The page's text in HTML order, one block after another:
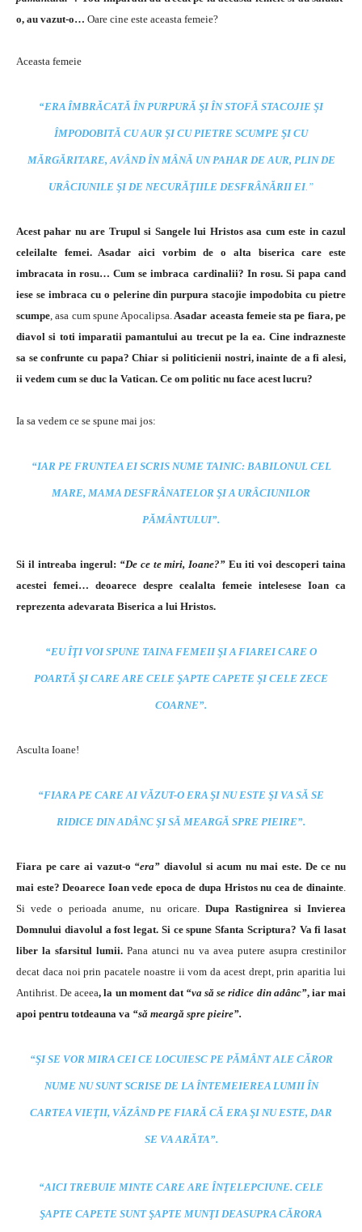
o, au vazut-o… Oare cine este aceasta femeie?
Aceasta femeie
“ERA ÎMBRĂCATĂ ÎN PURPURĂ ŞI ÎN STOFĂ STACOJIE ŞI
ÎMPODOBITĂ CU AUR ŞI CU PIETRE SCUMPE ŞI CU
MĂRGĂRITARE, AVÂND ÎN MÂNĂ UN PAHAR DE AUR, PLIN DE
URÂCIUNILE ŞI DE NECURĂŢIILE DESFRÂNĂRII EI.”
Acest pahar nu are Trupul si Sangele lui Hristos asa cum este in cazul
celeilalte femei. Asadar aici vorbim de o alta biserica care este
imbracata in rosu… Cum se imbraca cardinalii? In rosu. Si papa cand
iese se imbraca cu o pelerine din purpura stacojie impodobita cu pietre
scumpe, asa cum spune Apocalipsa.Asadar aceasta femeie sta pe fiara, pe
diavol si toti imparatii pamantului au trecut pe la ea. Cine indrazneste
sa se confrunte cu papa? Chiar si politicienii nostri, inainte de a fi alesi,
ii vedem cum se duc la Vatican. Ce om politic nu face acest lucru?
Ia sa vedem ce se spune mai jos:
“IAR PE FRUNTEA EI SCRIS NUME TAINIC: BABILONUL CEL
MARE, MAMA DESFRÂNATELOR ŞI A URÂCIUNILOR
PĂMÂNTULUI”.
Si il intreaba ingerul: “De ce te miri, Ioane?” Eu iti voi descoperi taina
acestei femei… deoarece despre cealalta femeie intelesese Ioan ca
reprezenta adevarata Biserica a lui Hristos.
“EU ÎŢI VOI SPUNE TAINA FEMEII ŞI A FIAREI CARE O
POARTĂ ŞI CARE ARE CELE ŞAPTE CAPETE ŞI CELE ZECE
COARNE”.
Asculta Ioane!
“FIARA PE CARE AI VĂZUT-O ERA ŞI NU ESTE ŞI VA SĂ SE
RIDICE DIN ADÂNC ŞI SĂ MEARGĂ SPRE PIEIRE”.
Fiara pe care ai vazut-o “era” diavolul si acum nu mai este. De ce nu
mai este? Deoarece Ioan vede epoca de dupa Hristos nu cea de dinainte.
Si vede o perioada anume, nu oricare. Dupa Rastignirea si Invierea
Domnului diavolul a fost legat. Si ce spune Sfanta Scriptura? Va fi lasat
liber la sfarsitul lumii. Pana atunci nu va avea putere asupra crestinilor
decat daca noi prin pacatele noastre ii vom da acest drept, prin aparitia lui
Antihrist. De aceea, la un moment dat “va să se ridice din adânc”, iar mai
apoi pentru totdeauna va “să meargă spre pieire”.
“ŞI SE VOR MIRA CEI CE LOCUIESC PE PĂMÂNT ALE CĂROR
NUME NU SUNT SCRISE DE LA ÎNTEMEIEREA LUMII ÎN
CARTEA VIEŢII, VĂZÂND PE FIARĂ CĂ ERA ŞI NU ESTE, DAR
SE VA ARĂTA”.
“AICI TREBUIE MINTE CARE ARE ÎNŢELEPCIUNE. CELE
ŞAPTE CAPETE SUNT ŞAPTE MUNŢI DEASUPRA CĂRORA